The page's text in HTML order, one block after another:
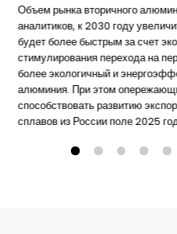
Объем рынка вторичного
аналитиков, к 2030 году
будет более быстрым за счет
стимулирования перехода на
более экологичный и
алюминия. При этом
способствовать развитию
сплавов из России поле 2025